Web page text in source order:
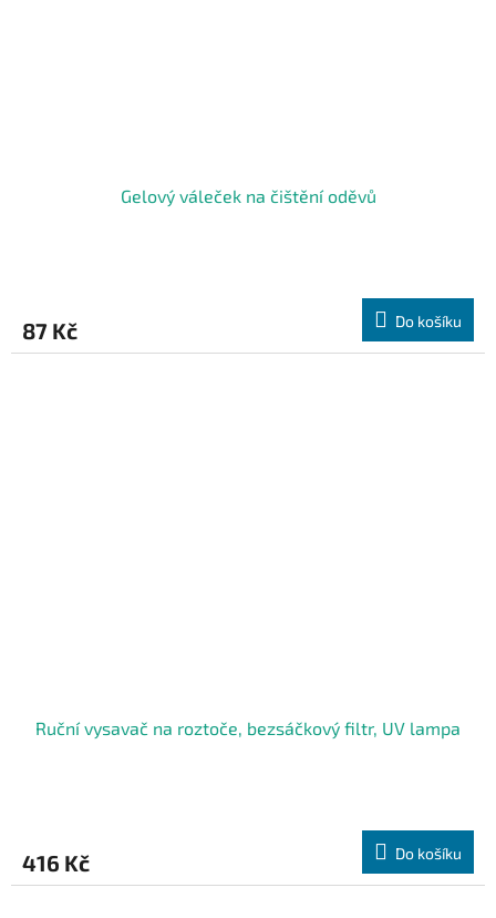
Gelový váleček na čištění oděvů
87 Kč Do košíku
Ruční vysavač na roztoče, bezsáčkový filtr, UV lampa
416 Kč Do košíku